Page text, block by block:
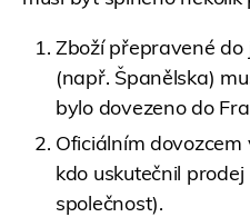
Zboží přepravené do
(např. Španělska)
bylo dovezeno do
Oficiálním
kdo uskutečnil
společnost).